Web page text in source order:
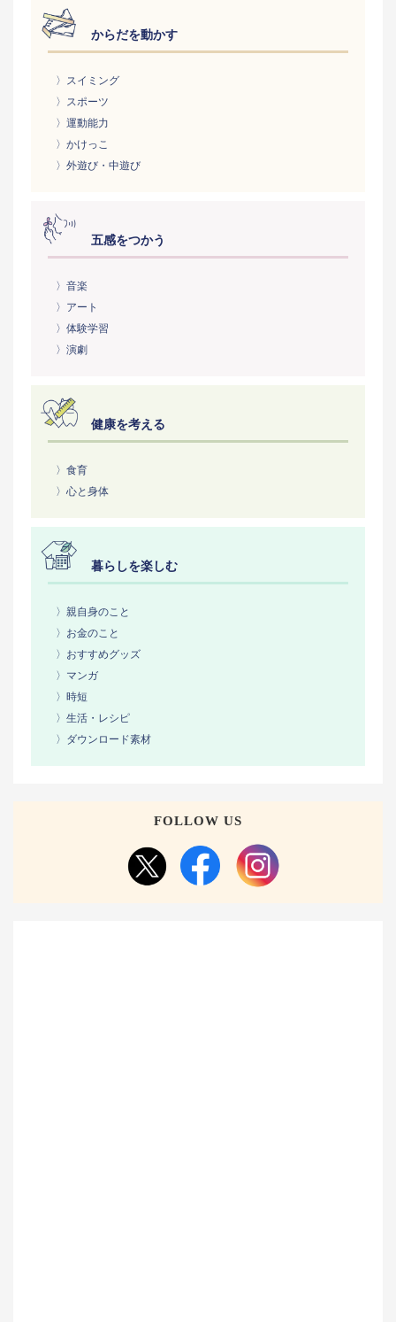
からだを動かす
〉スイミング
〉スポーツ
〉運動能力
〉かけっこ
〉外遊び・中遊び
五感をつかう
〉音楽
〉アート
〉体験学習
〉演劇
健康を考える
〉食育
〉心と身体
暮らしを楽しむ
〉親自身のこと
〉お金のこと
〉おすすめグッズ
〉マンガ
〉時短
〉生活・レシピ
〉ダウンロード素材
FOLLOW US